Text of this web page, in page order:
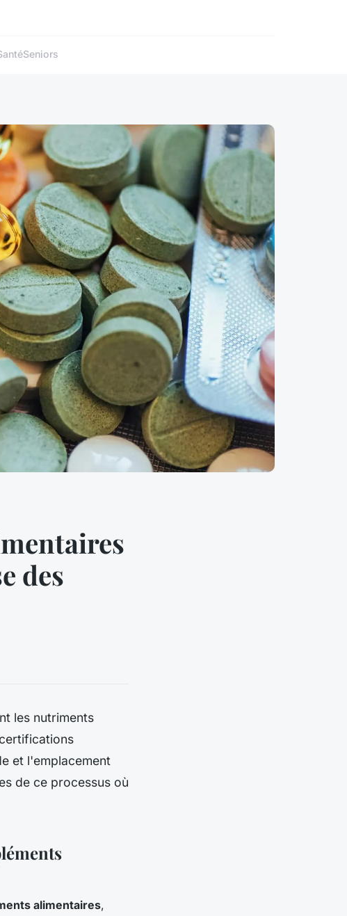
Seniors
des
les nutriments
et l'emplacement
de ce processus où
alimentaires,